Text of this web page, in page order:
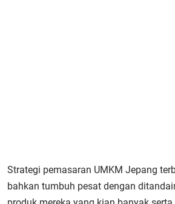
Strategi pemasaran UMKM Jepang
bahkan tumbuh pesat dengan